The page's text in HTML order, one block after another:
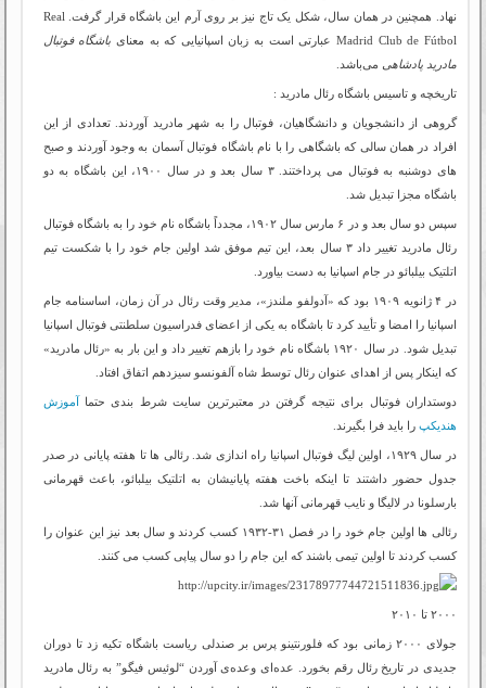
نهاد. همچنین در همان سال، شکل یک تاج نیز بر روی آرم این باشگاه قرار گرفت. Real
Madrid Club de Fútbol عبارتی است به زبان اسپانیایی که به معنای
باشگاه فوتبال
مادرید پادشاهی می‌باشد.
تاریخچه و تاسیس باشگاه رئال مادرید :
گروهی از دانشجویان و دانشگاهیان، فوتبال را به شهر مادرید آوردند. تعدادی از این
افراد در همان سالی که باشگاهی را با نام باشگاه فوتبال آسمان به وجود آوردند و صبح
های دوشنبه به فوتبال می پرداختند. ۳ سال بعد و در سال ۱۹۰۰، این باشگاه به دو
باشگاه مجزا تبدیل شد.
سپس دو سال بعد و در ۶ مارس سال ۱۹۰۲، مجدداً باشگاه نام خود را به باشگاه فوتبال
رئال مادرید تغییر داد ۳ سال بعد، این تیم موفق شد اولین جام خود را با شکست تیم
اتلتیک بیلبائو در جام اسپانیا به دست بیاورد.
در ۴ ژانویه ۱۹۰۹ بود که «آدولفو ملندز»، مدیر وقت رئال در آن زمان، اساسنامه جام
اسپانیا را امضا و تأیید کرد تا باشگاه به یکی از اعضای فدراسیون سلطنتی فوتبال اسپانیا
تبدیل شود. در سال ۱۹۲۰ باشگاه نام خود را بازهم تغییر داد و این بار به «رئال مادرید»
که اینکار پس از اهدای عنوان رئال توسط شاه آلفونسو سیزدهم اتفاق افتاد.
دوستداران فوتبال برای نتیجه گرفتن در معتبرترین سایت شرط بندی حتماآموزش
هندیکپ را باید فرا بگیرند.
در سال ۱۹۲۹، اولین لیگ فوتبال اسپانیا راه اندازی شد. رئالی ها تا هفته پایانی در صدر
جدول حضور داشتند تا اینکه باخت هفته پایانیشان به اتلتیک بیلبائو، باعث قهرمانی
بارسلونا در لالیگا و نایب قهرمانی آنها شد.
رئالی ها اولین جام خود را در فصل ۳۱-۱۹۳۲ کسب کردند و سال بعد نیز این عنوان را
کسب کردند تا اولین تیمی باشند که این جام را دو سال پیاپی کسب می کنند.
۲۰۰۰ تا ۲۰۱۰
جولای ۲۰۰۰ زمانی بود كه فلورنتینو پرس بر صندلی ریاست باشگاه تكیه زد تا دوران
جدیدی در تاریخ رئال رقم بخورد. عده‌ای وعده‌ی آوردن “لوئیس فیگو” به رئال مادرید